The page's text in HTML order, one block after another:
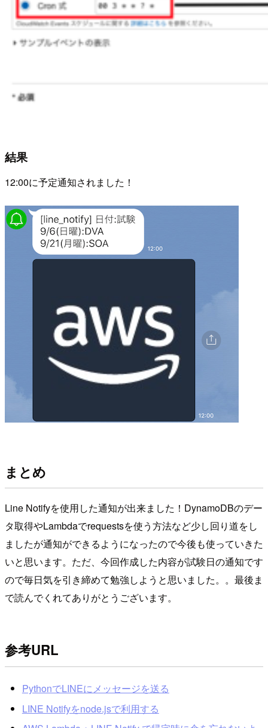
結果
12:00に予定通知されました！
まとめ
Line Notifyを使用した通知が出来ました！DynamoDBのデー
タ取得やLambdaでrequestsを使う方法など少し回り道をし
ましたが通知ができるようになったので今後も使っていきた
いと思います。ただ、今回作成した内容が試験日の通知です
ので毎日気を引き締めて勉強しようと思いました。。最後ま
で読んでくれてありがとうございます。
参考URL
PythonでLINEにメッセージを送る
LINE Notifyをnode.jsで利用する